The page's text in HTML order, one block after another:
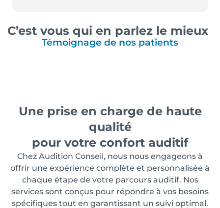
C’est vous qui en parlez le mieux
Témoignage de nos patients
Une prise en charge de haute
qualité
pour votre confort auditif
Chez Audition Conseil, nous nous engageons à
offrir une expérience complète et personnalisée à
chaque étape de votre parcours auditif. Nos
services sont conçus pour répondre à vos besoins
spécifiques tout en garantissant un suivi optimal.